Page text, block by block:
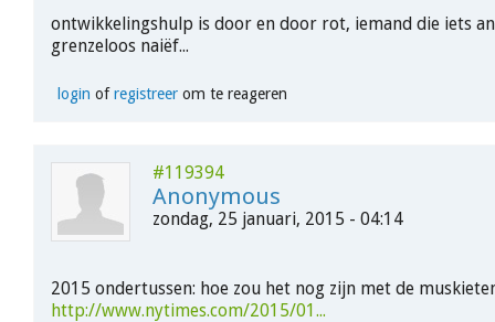
ontwikkelingshulp is door en door rot, iemand die iets
grenzeloos naiëf...
login ofregistreerom te reageren
#119394
Anonymous
zondag, 25 januari, 2015 - 04:14
2015 ondertussen: hoe zou het nog zijn met de
http://www.nytimes.com/2015/01...